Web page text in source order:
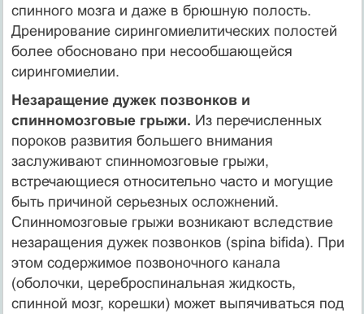
спинного мозга и даже в брюшную полость.
Дренирование сирингомиелитических полостей
более обосновано при несообшающейся
сирингомиелии.
Незаращение дужек позвонков и
спинномозговые грыжи. Из перечисленных
пороков развития большего внимания
заслуживают спинномозговые грыжи,
встречающиеся относительно часто и могущие
быть причиной серьезных осложнений.
Спинномозговые грыжи возникают вследствие
незаращения дужек позвонков (spina bifida). При
этом содержимое позвоночного канала
(оболочки, цереброспинальная жидкость,
спинной мозг, корешки) может выпячиваться под